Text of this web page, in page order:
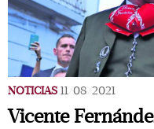
NOTICIAS 11/08/2021
Vicente